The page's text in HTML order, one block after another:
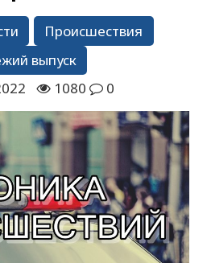
Происшествия
выпуск
1080 0